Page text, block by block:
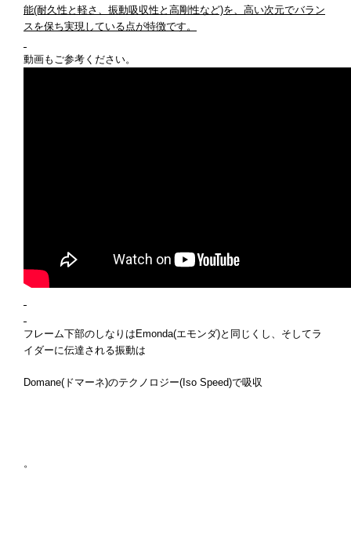
能(耐久性と軽さ、振動吸収性と高剛性など)を、高い次元でバラン
スを保ち実現している点が特徴です。
動画もご参考ください。
フレーム下部のしなりはEmonda(エモンダ)と同じくし、そしてラ
イダーに伝達される振動は
Domane(ドマーネ)のテクノロジー(Iso Speed)で吸収
。